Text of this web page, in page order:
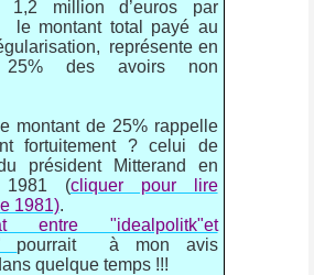
1,2 million d’euros par
le montant total payé au
représente en
25% des avoirs non
montant de 25% rappelle
fortuitement ? celui de
président Mitterand en
1981 (cliquer pour lire
1981).
entre "idealpolitk"et
pourrait à mon avis
quelque temps !!!